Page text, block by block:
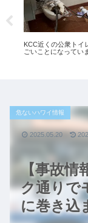
KCC近くの公衆トイ
ごいことになってい
【事故情
ク通りで
に巻き込
危ないハワイ情報
2025.05.20